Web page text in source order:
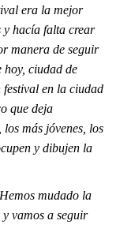
era la mejor
y hacía falta crear
manera de seguir
hoy, ciudad de
festival en la ciudad
que deja
más jóvenes, los
y dibujen la
mudado la
vamos a seguir